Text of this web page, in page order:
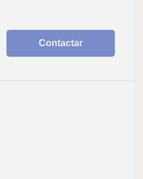
Contactar